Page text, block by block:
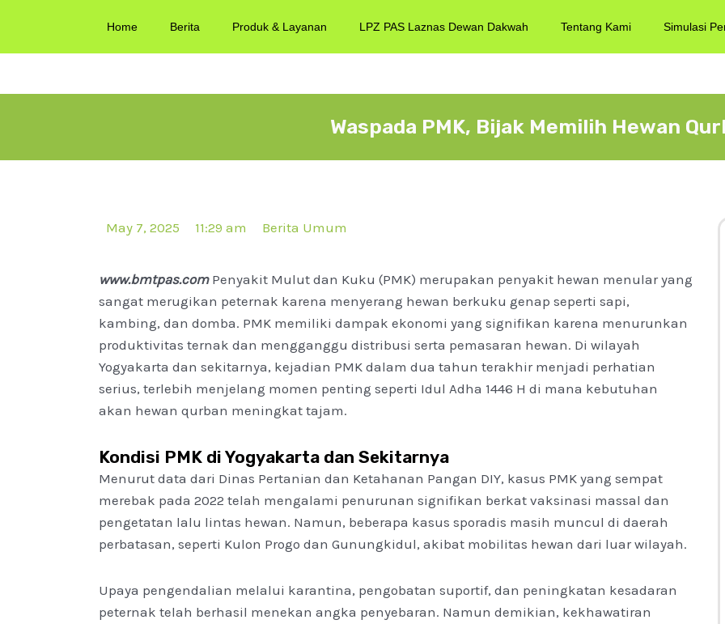
Home Berita Produk & Layanan LPZ PAS Laznas Dewan Dakwah Tentang Kami Simulasi
Waspada PMK, Bijak Memilih Hewan
May 7, 2025 11:29 am Berita Umum
www.bmtpas.comPenyakit Mulut dan Kuku (PMK) merupakan penyakit hewan menular yang
sangat merugikan peternak karena menyerang hewan berkuku genap seperti sapi,
kambing, dan domba. PMK memiliki dampak ekonomi yang signifikan karena menurunkan
produktivitas ternak dan mengganggu distribusi serta pemasaran hewan. Di wilayah
Yogyakarta dan sekitarnya, kejadian PMK dalam dua tahun terakhir menjadi perhatian
serius, terlebih menjelang momen penting seperti Idul Adha 1446 H di mana kebutuhan
akan hewan qurban meningkat tajam.
Kondisi PMK di Yogyakarta dan Sekitarnya
Menurut data dari Dinas Pertanian dan Ketahanan Pangan DIY, kasus PMK yang sempat
merebak pada 2022 telah mengalami penurunan signifikan berkat vaksinasi massal dan
pengetatan lalu lintas hewan. Namun, beberapa kasus sporadis masih muncul di daerah
perbatasan, seperti Kulon Progo dan Gunungkidul, akibat mobilitas hewan dari luar wilayah.
Upaya pengendalian melalui karantina, pengobatan suportif, dan peningkatan kesadaran
peternak telah berhasil menekan angka penyebaran. Namun demikian, kekhawatiran